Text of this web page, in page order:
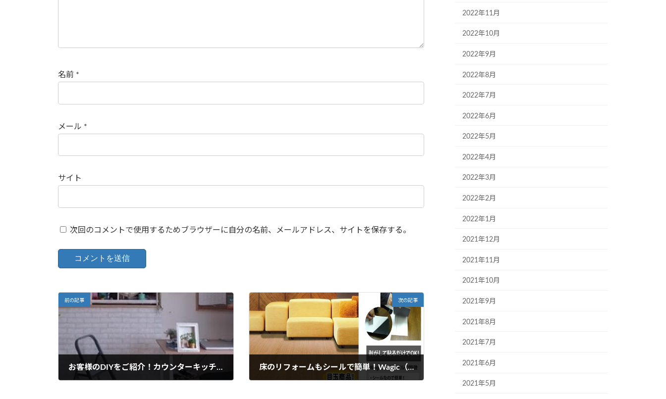
名前 *
メール *
サイト
次回のコメントで使用するためブラウザーに自分の名前、メールアドレス、サイトを保存する。
前の記事
お客様のDIYをご紹介！カウンターキッチンにウォールデコシートの魔法♪
次の記事
床のリフォームもシールで簡単！Wagic（ウォジック）フロアタイルが好評です。
2022年11月
2022年10月
2022年9月
2022年8月
2022年7月
2022年6月
2022年5月
2022年4月
2022年3月
2022年2月
2022年1月
2021年12月
2021年11月
2021年10月
2021年9月
2021年8月
2021年7月
2021年6月
2021年5月